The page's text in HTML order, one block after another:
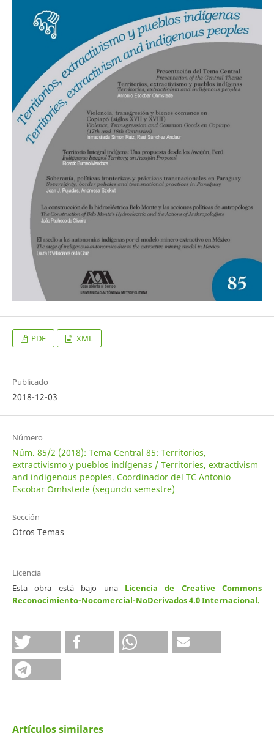
PDF XML
Publicado
2018-12-03
Número
Núm. 85/2 (2018): Tema Central 85: Territorios,
extractivismo y pueblos indígenas / Territories, extractivism
and indigenous peoples. Coordinador del TC Antonio
Escobar Omhstede (segundo semestre)
Sección
Otros Temas
Licencia
Esta obra está bajo una Licencia de Creative Commons
Reconocimiento-Nocomercial-NoDerivados 4.0 Internacional.
Artículos similares